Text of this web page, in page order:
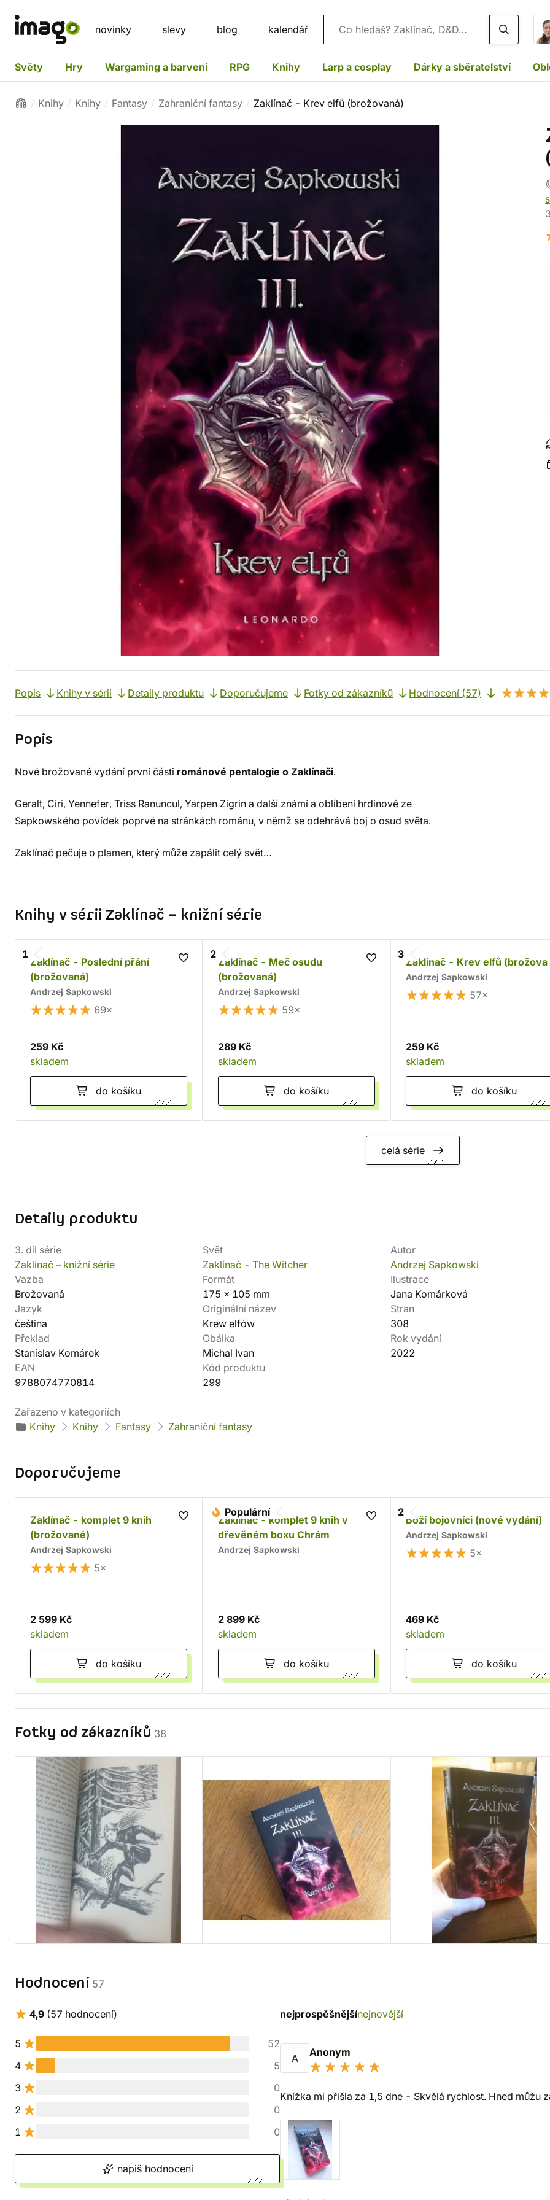
novinky slevy blog kalendář Vyhledávání
Světy Hry Wargaming a barvení RPG Knihy Larp a cosplay Dárky a sběratelství
Knihy Knihy Fantasy Zahraniční fantasy Zaklínač - Krev elfů (brožovaná)
Popis Knihy v sérii Detaily produktu Doporučujeme Fotky od zákazníků Hodnocení (57)
Popis
Nové brožované vydání první části románové pentalogie o Zaklínači.
Geralt, Ciri, Yennefer, Triss Ranuncul, Yarpen Zigrin a další známí a oblíbení hrdinové ze
Sapkowského povídek poprvé na stránkách románu, v němž se odehrává boj o osud světa.
Zaklínač pečuje o plamen, který může zapálit celý svět…
Knihy v sérii Zaklínač – knižní série
1
Zaklínač - Poslední přání
(brožovaná)
Andrzej Sapkowski
69×
259 Kč
skladem
do košíku
2
Zaklínač - Meč osudu
(brožovaná)
Andrzej Sapkowski
59×
289 Kč
skladem
do košíku
3
Zaklínač - Krev elfů
Andrzej Sapkowski
57×
259 Kč
skladem
do košíku
celá série
Detaily produktu
3. díl série
Zaklínač – knižní série
Svět
Zaklínač - The Witcher
Autor
Andrzej Sapkowski
Vazba
Brožovaná
Formát
175 x 105 mm
Ilustrace
Jana Komárková
Jazyk
čeština
Originální název
Krew elfów
Stran
308
Překlad
Stanislav Komárek
Obálka
Michal Ivan
Rok vydání
2022
EAN
9788074770814
Kód produktu
299
Zařazeno v kategoriích
Knihy
Knihy Fantasy Zahraniční fantasy
Doporučujeme
Zaklínač - komplet 9 knih
(brožované)
Andrzej Sapkowski
5×
2 599 Kč
skladem
do košíku
Populární
Zaklínač - komplet 9 knih v
dřevěném boxu Chrám
Andrzej Sapkowski
2 899 Kč
skladem
do košíku
2
Boží bojovníci (nové vydání)
Andrzej Sapkowski
5×
469 Kč
skladem
do košíku
Fotky od zákazníků 38
Hodnocení 57
4,9 (57 hodnocení)
5
52
4
5
3
0
2
0
1
0
napiš hodnocení
nejprospěšnějšínejnovější
A Anonym
Knížka mi přišla za 1,5 dne - Skvělá rychlost. Hned můžu